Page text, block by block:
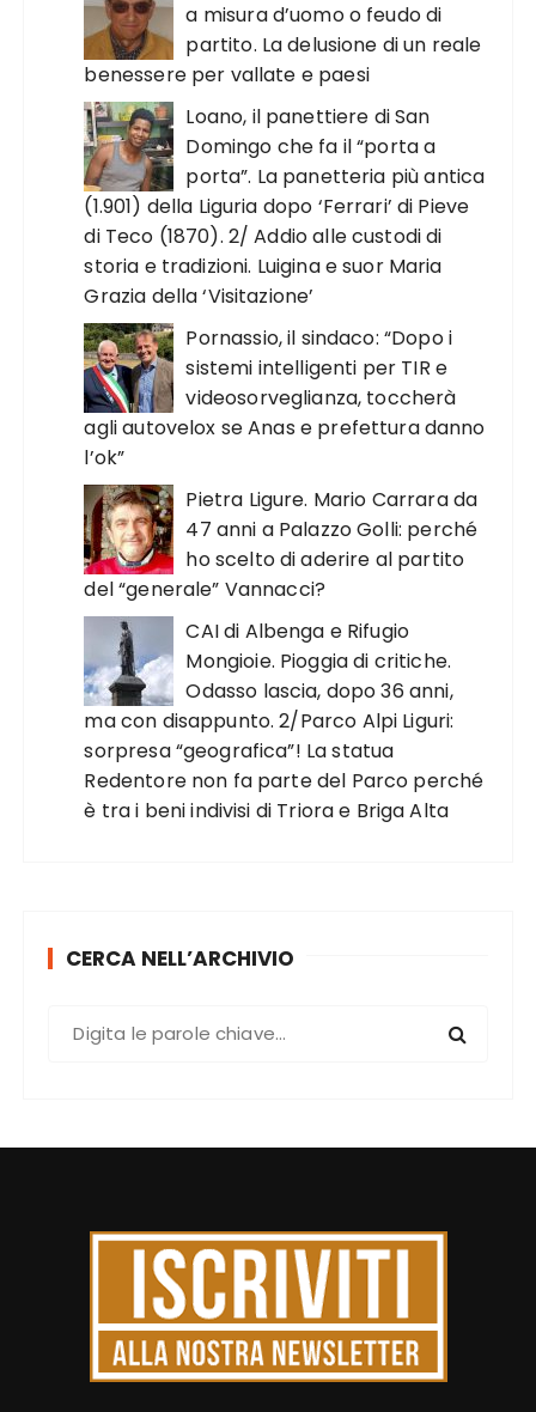
a misura d’uomo o feudo di
partito. La delusione di un reale
benessere per vallate e paesi
Loano, il panettiere di San
Domingo che fa il “porta a
porta”. La panetteria più antica
(1.901) della Liguria dopo ‘Ferrari’ di Pieve
di Teco (1870). 2/ Addio alle custodi di
storia e tradizioni. Luigina e suor Maria
Grazia della ‘Visitazione’
Pornassio, il sindaco: “Dopo i
sistemi intelligenti per TIR e
videosorveglianza, toccherà
agli autovelox se Anas e prefettura danno
l’ok”
Pietra Ligure. Mario Carrara da
47 anni a Palazzo Golli: perché
ho scelto di aderire al partito
del “generale” Vannacci?
CAI di Albenga e Rifugio
Mongioie. Pioggia di critiche.
Odasso lascia, dopo 36 anni,
ma con disappunto. 2/Parco Alpi Liguri:
sorpresa “geografica”! La statua
Redentore non fa parte del Parco perché
è tra i beni indivisi di Triora e Briga Alta
CERCA NELL’ARCHIVIO